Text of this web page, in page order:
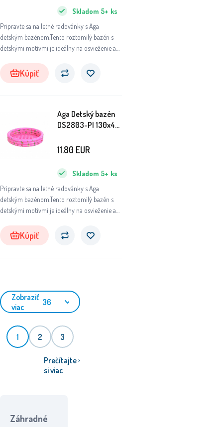
Pripravte sa na letné radovánky s Aga
detským bazénom.Tento roztomilý bazén s
detskými motívmi je ideálny na osvieženie a
Skladom 5+ ks
Kúpiť
Aga Detský bazén
DS2803-PI 130x42
Pripravte sa na letné radovánky s Aga
detským bazénom.Tento roztomilý bazén s
detskými motívmi je ideálny na osvieženie a
Skladom 5+ ks
11.80 EUR
Kúpiť
Zobraziť
viac
36
1 2 3
Prečítajte
si viac
Záhradné